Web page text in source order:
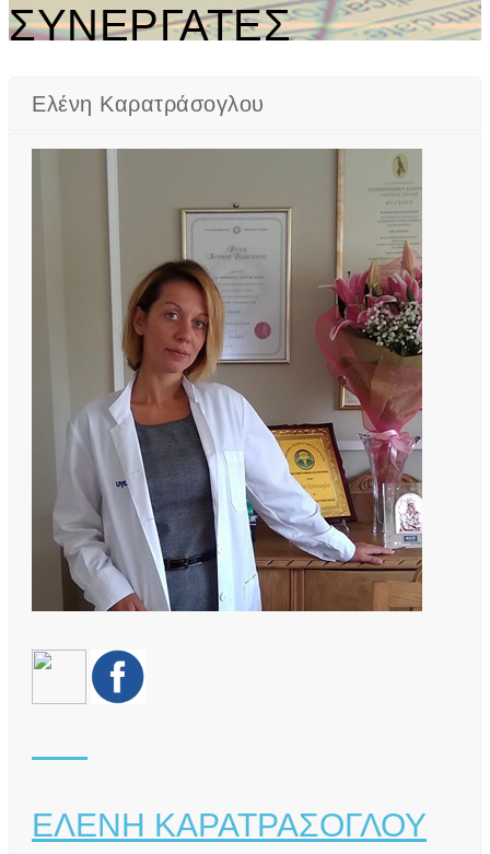
ΣΥΝΕΡΓΑΤΕΣ
Ελένη Καρατράσογλου
ΕΛΕΝΗ ΚΑΡΑΤΡΑΣΟΓΛΟΥ